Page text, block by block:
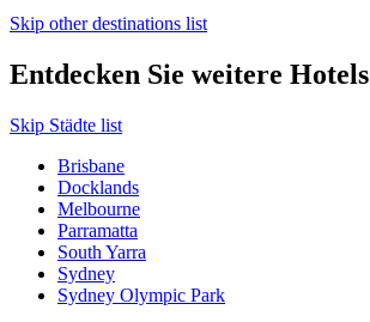
Skip other destinations list
Entdecken Sie weitere Hotels
Skip Städte list
Brisbane
Docklands
Melbourne
Parramatta
South Yarra
Sydney
Sydney Olympic Park